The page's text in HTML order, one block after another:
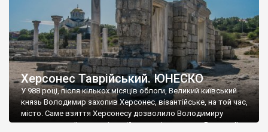
Херсонес Таврійський. ЮНЕСКО
У 988 році, після кількох місяців облоги, Великий київський
князь Володимир захопив Херсонес, візантійське, на той час,
місто. Саме взяття Херсонесу дозволило Володимиру
диктувати свої умови візантійському імператору Василю ІІ, та